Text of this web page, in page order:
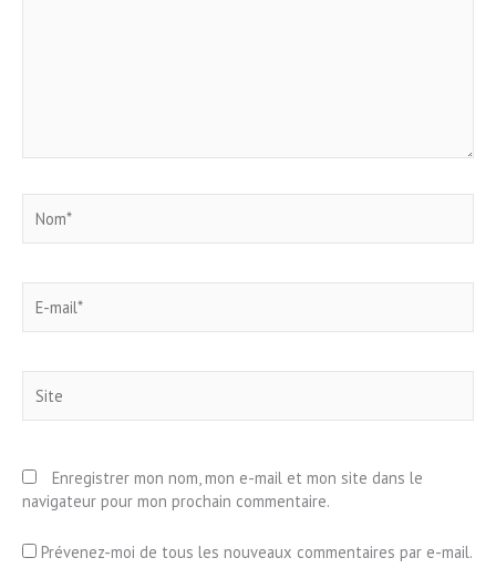
mail*
Enregistrer mon nom, mon e-mail et mon site dans le
navigateur pour mon prochain commentaire.
Prévenez-moi de tous les nouveaux commentaires par e-mail.